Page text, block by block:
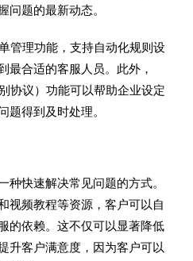
问题的最新动态。
管理功能，支持自动化规则设
最合适的客服人员。此外，
协议）功能可以帮助企业设定
题得到及时处理。
种快速解决常见问题的方式。
视频教程等资源，客户可以自
的依赖。这不仅可以显著降低
升客户满意度，因为客户可以